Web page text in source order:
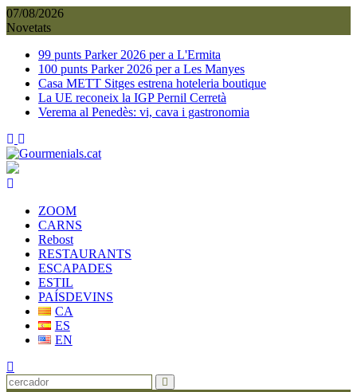
Skip
to
07/08/2026
Novetats
99 punts Parker 2026 per a L'Ermita
100 punts Parker 2026 per a Les Manyes
Casa METT Sitges estrena hoteleria boutique
La UE reconeix la IGP Pernil Cerretà
Verema al Penedès: vi, cava i gastronomia
ZOOM
CARNS
Rebost
RESTAURANTS
ESCAPADES
ESTIL
PAÍSDEVINS
CA
ES
EN